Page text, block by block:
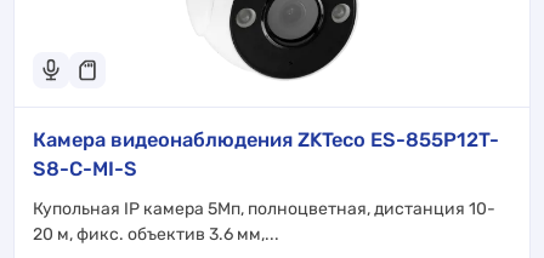
Камера видеонаблюдения ZKTeco ES-855P12T-
S8-C-MI-S
Купольная IP камера 5Мп, полноцветная, дистанция 10-
20 м, фикс. объектив 3.6 мм,...